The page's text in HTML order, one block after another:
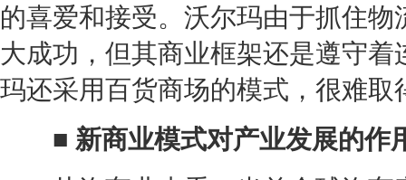
的喜爱和接受。沃尔玛由于抓住
大成功，但其商业框架还是遵守
玛还采用百货商场的模式，很难取
■ 新商业模式对产业发展的作